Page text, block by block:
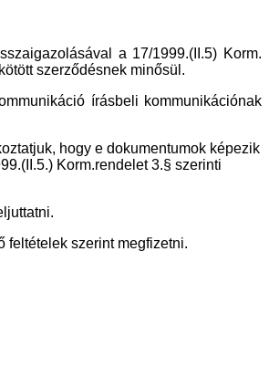
a 17/1999.(II.5) Korm.
szerződésnek minősül.
írásbeli kommunikációnak
hogy e dokumentumok képezik
Korm.rendelet 3.§ szerinti
feltételek szerint megfizetni.